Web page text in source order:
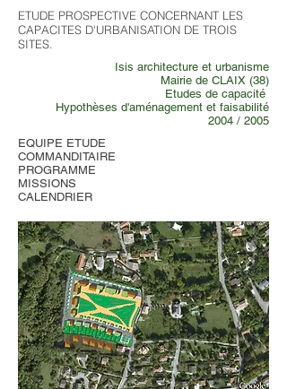
ETUDE PROSPECTIVE CONCERNANT LES
CAPACITES D'URBANISATION DE TROIS
SITES.
Isis architecture et urbanisme
Mairie de CLAIX (38)
Etudes de capacité
Hypothèses d'aménagement et faisabilité
2004 / 2005
EQUIPE ETUDE
COMMANDITAIRE
PROGRAMME
MISSIONS
CALENDRIER